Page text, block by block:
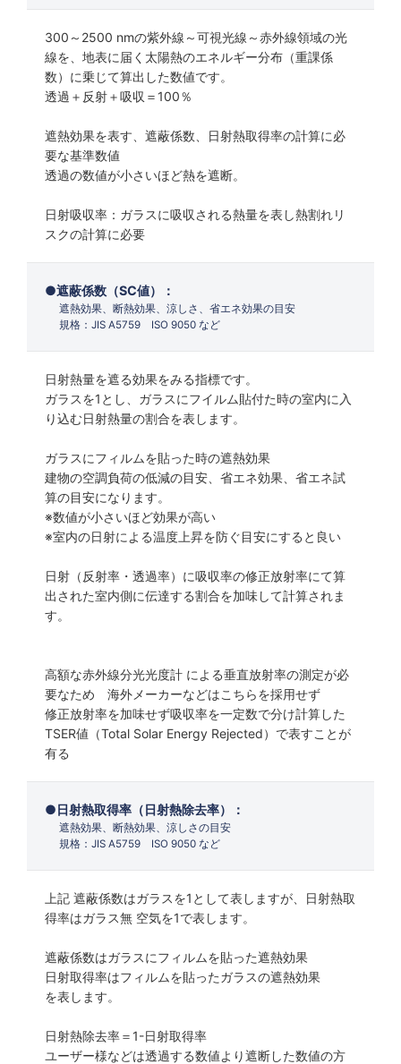
300～2500 nmの紫外線～可視光線～赤外線領域の光
線を、地表に届く太陽熱のエネルギー分布（重課係
数）に乗じて算出した数値です。
透過＋反射＋吸収＝100％
遮熱効果を表す、遮蔽係数、日射熱取得率の計算に必
要な基準数値
透過の数値が小さいほど熱を遮断。
日射吸収率：ガラスに吸収される熱量を表し熱割れリ
スクの計算に必要
遮蔽係数（SC値）：
遮熱効果、断熱効果、涼しさ、省エネ効果の目安
規格：JIS A5759 ISO 9050 など
日射熱量を遮る効果をみる指標です。
ガラスを1とし、ガラスにフイルム貼付た時の室内に入
り込む日射熱量の割合を表します。
ガラスにフィルムを貼った時の遮熱効果
建物の空調負荷の低減の目安、省エネ効果、省エネ試
算の目安になります。
※数値が小さいほど効果が高い
※室内の日射による温度上昇を防ぐ目安にすると良い
日射（反射率・透過率）に吸収率の修正放射率にて算
出された室内側に伝達する割合を加味して計算されま
す。
高額な赤外線分光光度計 による垂直放射率の測定が必
要なため 海外メーカーなどはこちらを採用せず
修正放射率を加味せず吸収率を一定数で分け計算した
TSER値（Total Solar Energy Rejected）で表すことが
有る
日射熱取得率（日射熱除去率）：
遮熱効果、断熱効果、涼しさの目安
規格：JIS A5759 ISO 9050 など
上記 遮蔽係数はガラスを1として表しますが、日射熱取
得率はガラス無 空気を1で表します。
遮蔽係数はガラスにフィルムを貼った遮熱効果
日射取得率はフィルムを貼ったガラスの遮熱効果
を表します。
日射熱除去率＝1-日射取得率
ユーザー様などは透過する数値より遮断した数値の方